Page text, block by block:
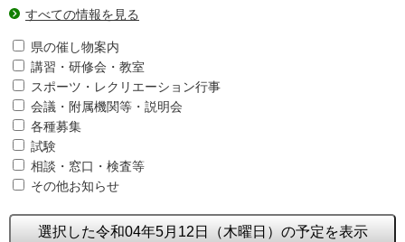
すべての情報を見る
県の催し物案内
講習・研修会・教室
スポーツ・レクリエーション行事
会議・附属機関等・説明会
各種募集
試験
相談・窓口・検査等
その他お知らせ
選択した令和04年5月12日（木曜日）の予定を表示